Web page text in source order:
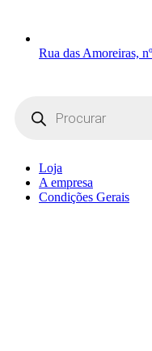
Rua das Amoreiras,
search
Loja
A empresa
Condições Gerais